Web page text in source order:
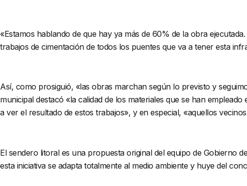
«Estamos hablando de que hay ya más de 60% de la obra
trabajos de cimentación de todos los puentes que va a tener esta
Así, como prosiguió, «las obras marchan según lo previsto y
municipal destacó «la calidad de los materiales que se han
a ver el resultado de estos trabajos», y en especial, «aquellos
El sendero litoral es una propuesta original del equipo de Gobierno
esta iniciativa se adapta totalmente al medio ambiente y huye del